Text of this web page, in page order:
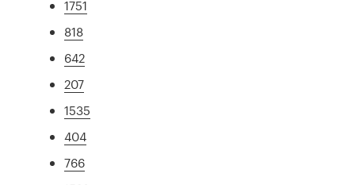
1751
818
642
207
1535
404
766